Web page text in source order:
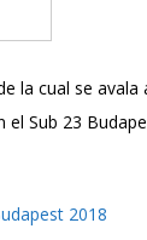
la cual se avala
Sub 23
2018